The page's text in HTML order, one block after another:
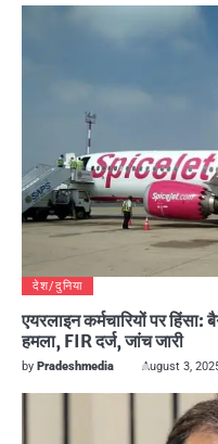
देश/दुनिया
एयरलाइन कर्मचारियों पर
हमला, FIR दर्ज, जांच जारी
by Pradeshmedia August 3,